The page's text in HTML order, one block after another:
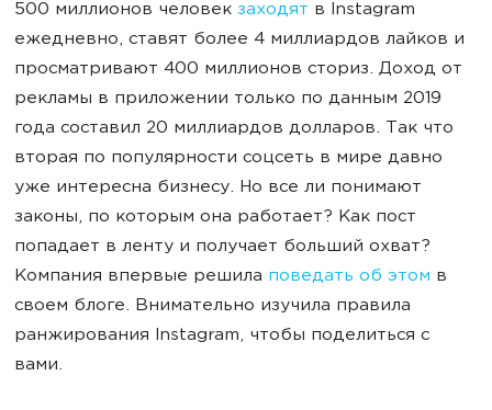
500 миллионов человек заходят в Instagram
ежедневно, ставят более 4 миллиардов лайков и
просматривают 400 миллионов сториз. Доход от
рекламы в приложении только по данным 2019
года составил 20 миллиардов долларов. Так что
вторая по популярности соцсеть в мире давно
уже интересна бизнесу. Но все ли понимают
законы, по которым она работает? Как пост
попадает в ленту и получает больший охват?
Компания впервые решила поведать об этом в
своем блоге. Внимательно изучила правила
ранжирования Instagram, чтобы поделиться с
вами.